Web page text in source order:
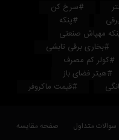
#سرخ کن
#پنکه
مهپاش صنعتی
#بخاری برقی تابشی
#کولر کم مصرف
#هیتر فضای باز
#قیمت ماکروفر
سوالات متداول صفحه مقایسه